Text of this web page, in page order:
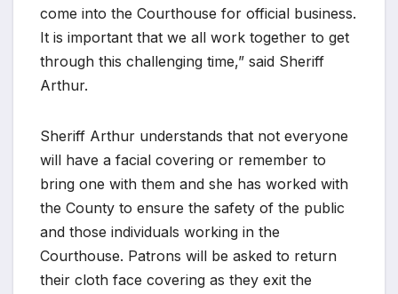
come into the Courthouse for official business.
It is important that we all work together to get
through this challenging time,” said Sheriff
Arthur.
Sheriff Arthur understands that not everyone
will have a facial covering or remember to
bring one with them and she has worked with
the County to ensure the safety of the public
and those individuals working in the
Courthouse. Patrons will be asked to return
their cloth face covering as they exit the